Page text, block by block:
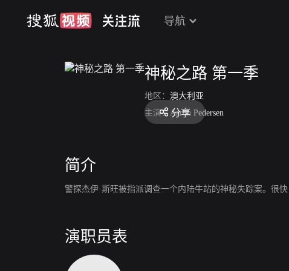
导航
神秘之路 第一季
地区： 澳大利亚
主演： Aaron Pedersen
分享
简介
警探杰伊·斯旺被指派调查一个内陆牛站的神秘失踪案。很
演职员表